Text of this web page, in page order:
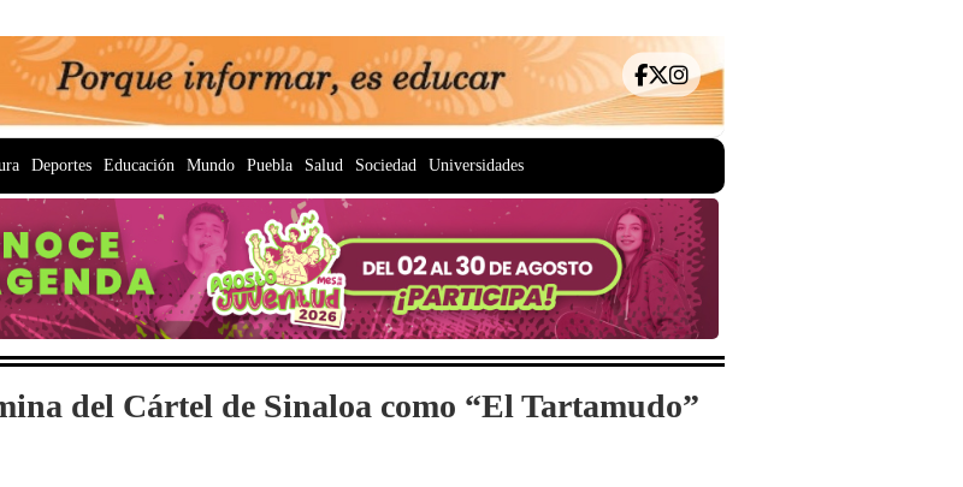
Deportes Educación Mundo Puebla Salud Sociedad Universidades
del Cártel de Sinaloa como “El Tartamudo”